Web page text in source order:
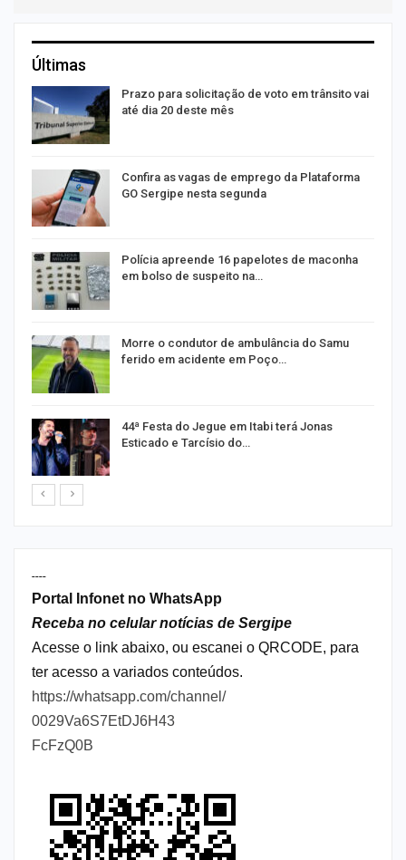
Últimas
Prazo para solicitação de voto em trânsito vai
até dia 20 deste mês
Confira as vagas de emprego da Plataforma
GO Sergipe nesta segunda
Polícia apreende 16 papelotes de maconha
em bolso de suspeito na…
Morre o condutor de ambulância do Samu
ferido em acidente em Poço…
44ª Festa do Jegue em Itabi terá Jonas
Esticado e Tarcísio do…
----
Portal Infonet no WhatsApp
Receba no celular notícias de Sergipe
Acesse o link abaixo, ou escanei o QRCODE, para
ter acesso a variados conteúdos.
https://whatsapp.com/channel/
0029Va6S7EtDJ6H43
FcFzQ0B